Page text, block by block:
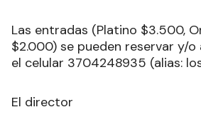
Las entradas (Platino $3.500,
$2.000) se pueden reservar y/
el celular 3704248935 (alias:
El director